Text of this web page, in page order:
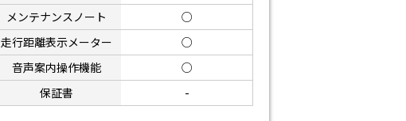
メンテナンスノート
○
走行距離表示メーター
○
音声案内操作機能
○
保証書
-